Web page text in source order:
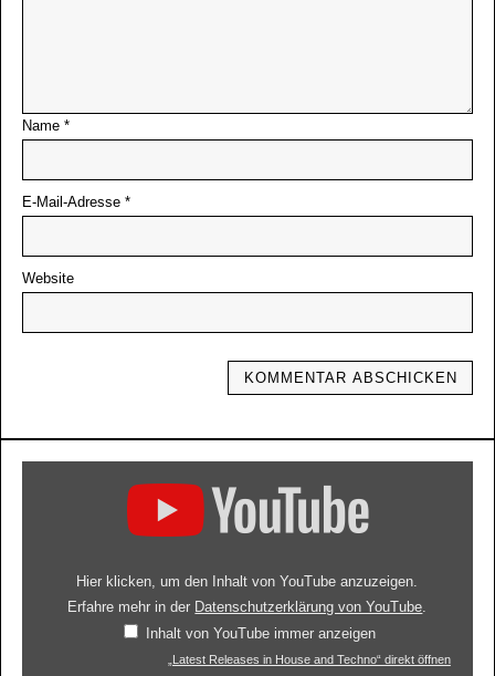
Name *
E-Mail-Adresse *
Website
Hier klicken, um den Inhalt von YouTube anzuzeigen.
Erfahre mehr in der Datenschutzerklärung von YouTube.
Inhalt von YouTube immer anzeigen
„Latest Releases in House and Techno“ direkt öffnen